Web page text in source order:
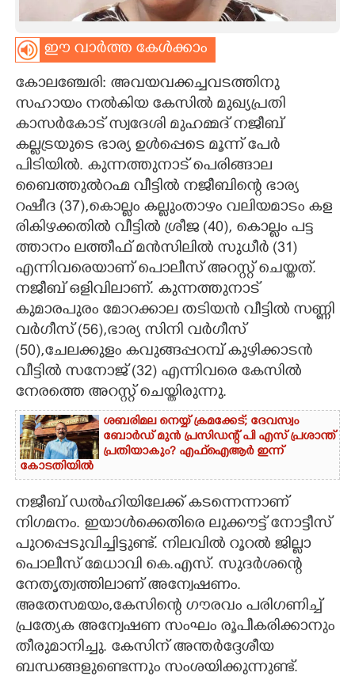
CARTOONS
LITERATURE
ZOOM
CONTACT US
ഈ വാർത്ത കേൾക്കാം
കോലഞ്ചേരി: അവയവക്കച്ചവടത്തിനു
സഹായം നൽകിയ കേസിൽ മുഖ്യപ്രതി
കാസർകോട് സ്വദേശി മുഹമ്മദ് നജീബ്
കല്ലട്രയുടെ ഭാര്യ ഉൾപ്പെടെ മൂന്ന് പേർ
പിടിയിൽ. കുന്നത്തുനാട് പെരിങ്ങാല
ബൈത്തുൽറഹ്മ വീട്ടിൽ നജീബിന്റെ ഭാര്യ
റഷീദ (37),കൊ​ല്ലം​ ​ക​ല്ലും​താ​ഴം​ ​വ​ലി​യ​മാ​ടം​ ​ക​ള​
രി​കി​ഴ​ക്ക​തി​ൽ​ ​വീ​ട്ടി​ൽ​ ​ശ്രീ​ജ​ ​(40​),​ ​കൊ​ല്ലം​ ​പ​ട്ട​
ത്താ​നം​ ​ല​ത്തീ​ഫ് ​മ​ൻ​സി​ലി​ൽ​ ​സു​ധീ​ർ​ ​(31​)
എന്നിവരെയാണ് പൊലീസ് അറസ്റ്റ് ചെയ്തത്. ​
നജീബ് ഒളിവിലാണ്. കുന്നത്തുനാട്
കുമാരപുരം മോറക്കാല തടിയൻ വീട്ടിൽ സണ്ണി
വർഗീസ് (56),ഭാര്യ സിനി വർഗീസ്
(50),ചേലക്കുളം കവുങ്ങപ്പറമ്പ് കുഴിക്കാടൻ
വീട്ടിൽ സനോജ് (32) എന്നിവരെ കേസിൽ
നേരത്തെ അറസ്റ്റ് ചെയ്തിരുന്നു.
ശബരിമല നെയ്യ് ക്രമക്കേട്; ദേവസ്വം
ബോർഡ് മുൻ പ്രസിഡന്റ് പി എസ് പ്രശാന്ത്
പ്രതിയാകും? എഫ്ഐആർ ഇന്ന്
കോടതിയിൽ
നജീബ് ഡൽഹിയിലേക്ക് കടന്നെന്നാണ്
നിഗമനം. ഇയാൾക്കെതിരെ ലുക്കൗട്ട് നോട്ടീസ്
പുറപ്പെടുവിച്ചിട്ടുണ്ട്. നിലവിൽ റൂറൽ ജില്ലാ
പൊലീസ് മേധാവി കെ.എസ്. സുദർശന്റെ
നേതൃത്വത്തിലാണ് അന്വേഷണം.
അതേസമയം,കേസിന്റെ ഗൗരവം പരിഗണിച്ച്
പ്രത്യേക അന്വേഷണ സംഘം രൂപീകരിക്കാനും
തീരുമാനിച്ചു. കേസിന് അന്തർദ്ദേശീയ
ബന്ധങ്ങളുണ്ടെന്നും സംശയിക്കുന്നുണ്ട്.